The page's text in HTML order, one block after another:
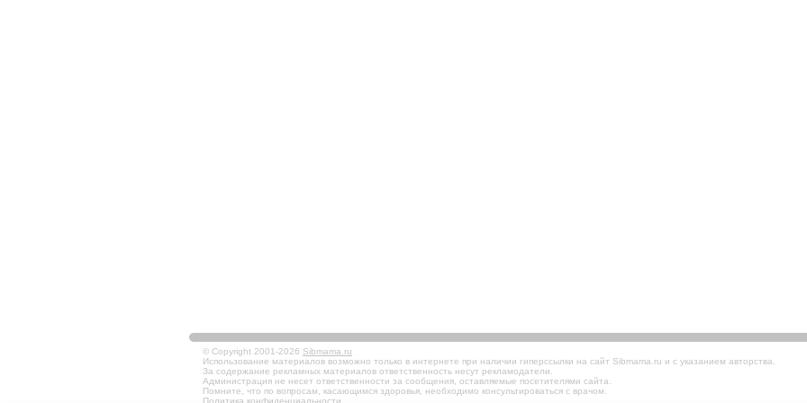
© Copyright 2001-2026 Sibmama.ru
Использование материалов возможно только в интернете при наличии гиперссылки на сайт Sibmama.ru и с указанием авторства.
За содержание рекламных материалов ответственность несут рекламодатели.
Администрация не несет ответственности за сообщения, оставляемые посетителями сайта.
Помните, что по вопросам, касающимся здоровья, необходимо консультироваться с врачом.
Политика конфиденциальности